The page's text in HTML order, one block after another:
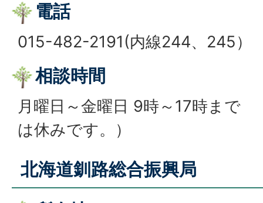
電話
015-482-2191(内線244、245）
相談時間
月曜日～金曜日 9時～17時まで
は休みです。）
北海道釧路総合振興局